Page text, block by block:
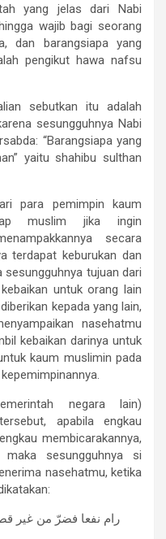
yang jelas dari Nabi
wajib bagi seorang
dan barangsiapa yang
pengikut hawa nafsu
sebutkan itu adalah
sesungguhnya Nabi
“Barangsiapa yang
yaitu shahibu sulthan
para pemimpin kaum
muslim jika ingin
secara
terdapat keburukan dan
sesungguhnya tujuan dari
untuk orang lain
kepada yang lain,
nasehatmu
kebaikan darinya untuk
kaum muslimin pada
negara lain)
apabila engkau
membicarakannya,
maka sesungguhnya si
nasehatmu, ketika
ﺭﺍﻡ ﻧﻔﻌﺎ ﻓﻀﺮّ ﻣﻦ ﻏﻴﺮ